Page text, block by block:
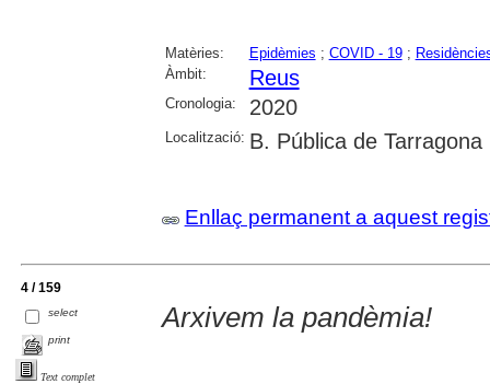
Matèries: Epidèmies ; COVID - 19;
Àmbit:
Reus
Cronologia: 2020
Localització: B. Pública de Tarragona
Enllaç permanent a aquest
4 / 159
select
print
Text complet
Arxivem la pandèmia!